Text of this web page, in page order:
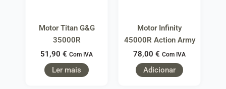
Motor Titan G&G
35000R
51,90 € Com IVA
Ler mais
Motor Infinity
45000R Action Army
78,00 € Com IVA
Adicionar